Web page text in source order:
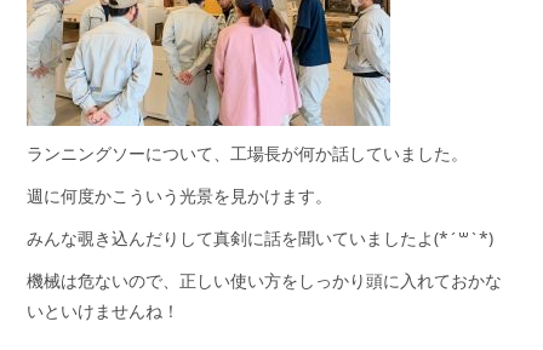
ランニングソーについて、工場長が何か話していました。
週に何度かこういう光景を見かけます。
みんな覗き込んだりして真剣に話を聞いていましたよ(*´꒳`*)
機械は危ないので、正しい使い方をしっかり頭に入れておかな
いといけませんね！